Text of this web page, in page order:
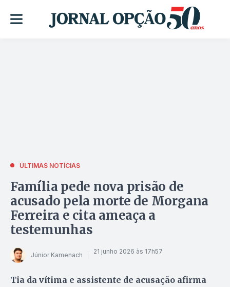
ÚLTIMAS NOTÍCIAS
Família pede nova prisão de
acusado pela morte de Morgana
Ferreira e cita ameaça a
testemunhas
Júnior Kamenach 21 junho 2026 às 17h57
Tia da vítima e assistente de acusação afirma